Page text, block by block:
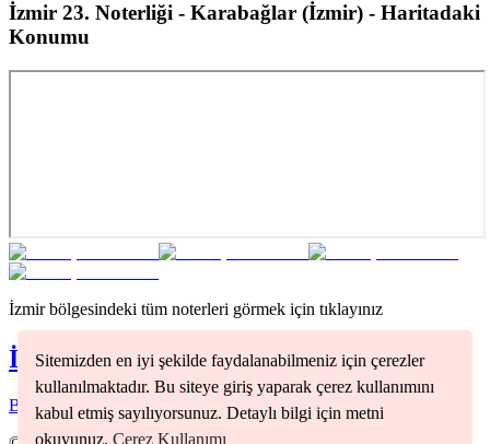
Sitemizden en iyi şekilde faydalanabilmeniz için çerezler
kullanılmaktadır. Bu siteye giriş yaparak çerez kullanımını
kabul etmiş sayılıyorsunuz. Detaylı bilgi için metni
okuyunuz. Çerez Kullanımı
İzmir 23. Noterliği - Karabağlar (İzmir) - Haritadaki
Konumu
İzmirbölgesindeki tüm noterleri görmek için tıklayınız
İzmirNoterleri
Bornova ( 1) Çiğli ) 1) Konak (3 )